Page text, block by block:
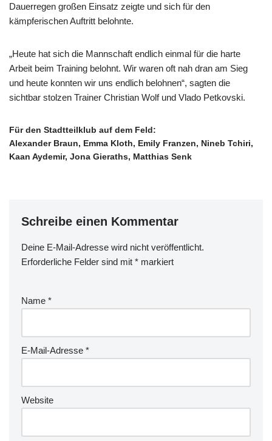
Dauerregen großen Einsatz zeigte und sich für den
kämpferischen Auftritt belohnte.
„Heute hat sich die Mannschaft endlich einmal für die harte
Arbeit beim Training belohnt. Wir waren oft nah dran am Sieg
und heute konnten wir uns endlich belohnen“, sagten die
sichtbar stolzen Trainer Christian Wolf und Vlado Petkovski.
Für den Stadtteilklub auf dem Feld:
Alexander Braun, Emma Kloth, Emily Franzen, Nineb Tchiri,
Kaan Aydemir, Jona Gieraths, Matthias Senk
Schreibe einen Kommentar
Deine E-Mail-Adresse wird nicht veröffentlicht.
Erforderliche Felder sind mit * markiert
Name *
E-Mail-Adresse *
Website